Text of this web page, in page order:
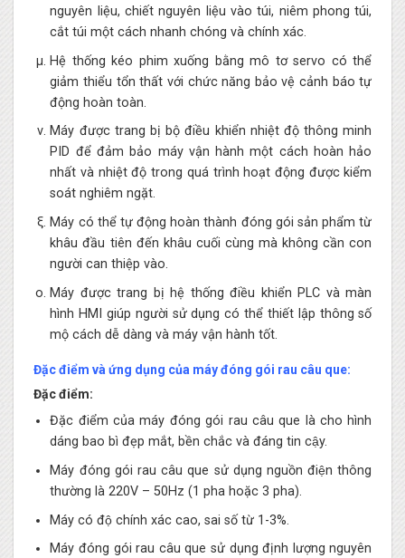
nguyên liệu, chiết nguyên liệu vào túi, niêm phong túi,
cắt túi một cách nhanh chóng và chính xác.
Hệ thống kéo phim xuống bằng mô tơ servo có thể
giảm thiểu tổn thất với chức năng bảo vệ cảnh báo tự
động hoàn toàn.
Máy được trang bị bộ điều khiển nhiệt độ thông minh
PID để đảm bảo máy vận hành một cách hoàn hảo
nhất và nhiệt độ trong quá trình hoạt động được kiểm
soát nghiêm ngặt.
Máy có thể tự động hoàn thành đóng gói sản phẩm từ
khâu đầu tiên đến khâu cuối cùng mà không cần con
người can thiệp vào.
Máy được trang bị hệ thống điều khiển PLC và màn
hình HMI giúp người sử dụng có thể thiết lập thông số
mộ cách dễ dàng và máy vận hành tốt.
Đặc điểm và ứng dụng của máy đóng gói rau câu que:
Đặc điểm:
Đặc điểm của máy đóng gói rau câu que là cho hình
dáng bao bì đẹp mắt, bền chắc và đáng tin cậy.
Máy đóng gói rau câu que sử dụng nguồn điện thông
thường là 220V – 50Hz (1 pha hoặc 3 pha).
Máy có độ chính xác cao, sai số từ 1-3%.
Máy đóng gói rau câu que sử dụng định lượng nguyên